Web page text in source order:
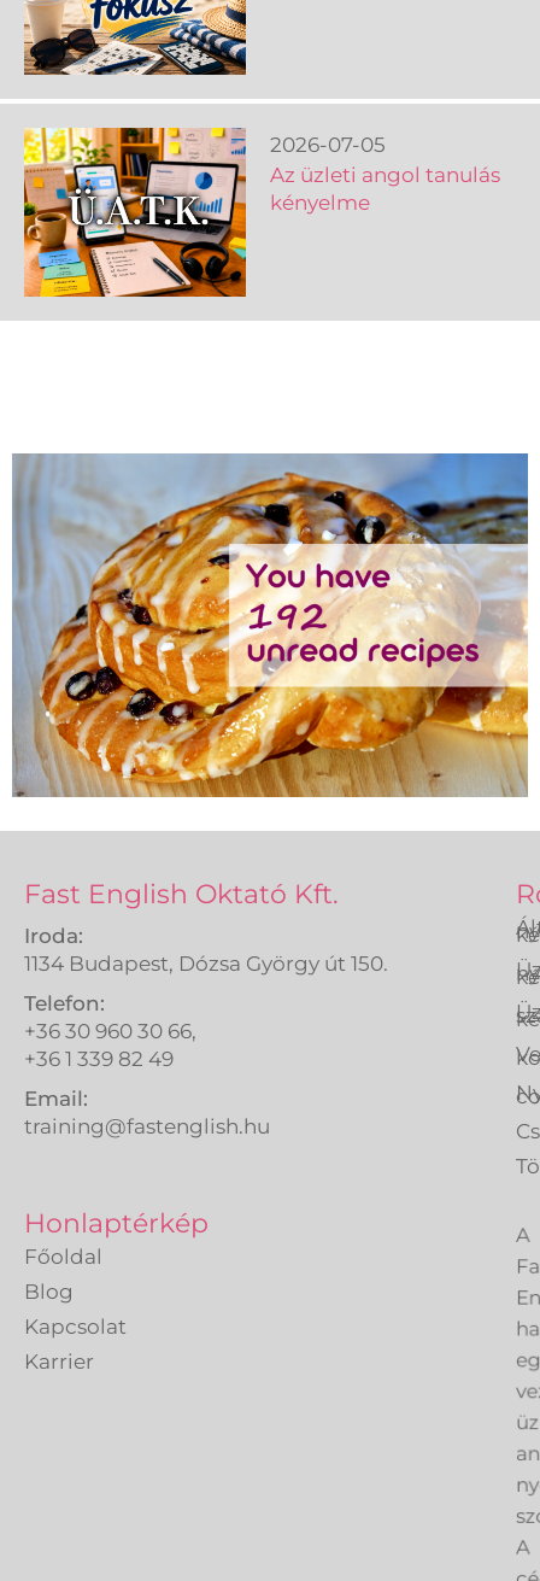
2026-07-05
Az üzleti angol tanulás
kényelme
Fast English Oktató Kft.
Iroda:
1134 Budapest, Dózsa György út 150.
Telefon:
+36 30 960 30 66,
+36 1 339 82 49
Email:
training@fastenglish.hu
Honlaptérkép
Főoldal
Blog
Kapcsolat
Karrier
A